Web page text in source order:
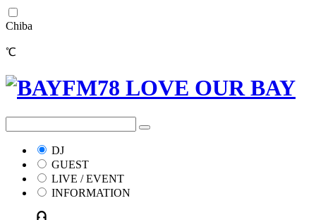
Chiba
℃
DJ
GUEST
LIVE / EVENT
INFORMATION